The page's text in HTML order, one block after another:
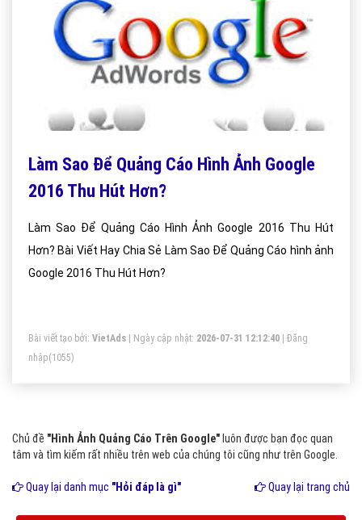
Làm Sao Để Quảng Cáo Hình Ảnh Google
2016 Thu Hút Hơn?
Làm Sao Để Quảng Cáo Hình Ảnh Google 2016 Thu Hút
Hơn? Bài Viết Hay Chia Sẻ Làm Sao Để Quảng Cáo hình ảnh
Google 2016 Thu Hút Hơn?
Bài viết tạo bởi: VietAds | Ngày cập nhật: 2026-07-31 12:12:40
Đăng
nhập(1055)
Chủ đề "Hình Ảnh Quảng Cáo Trên Google" luôn được bạn đọc quan
tâm và tìm kiếm rất nhiều trên web của chúng tôi cũng như trên Google.
Quay lại danh mục "Hỏi đáp là gì" Quay lại trang chủ